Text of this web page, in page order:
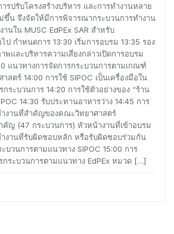
ปรับโครงสร้างบริหาร และการทำงานหลาย
ขึ้น จึงจัดให้มีการพิจารณากระบวนการทำงาน
นใน MUSC EdPEx SAR สำหรับ
กำหนดการ 13:30 เริ่มการอบรม 13:35 รอง
ละบริหารความเสี่ยงกล่าวเปิดการอบรม
แนวทางการจัดการกระบวนการตามเกณฑ์
สตร์ 14:00 การใช้ SIPOC เป็นเครื่องมือใน
ระบวนการ 14:20 การใช้ตัวอย่างของ “ร้าน
14:30 รับประทานอาหารว่าง 14:45 การ
งานที่สำคัญของคณะวิทยาศาสตร์
คัญ (47 กระบวนการ) หัวหน้างานที่เข้าอบรม
งานที่รับผิดชอบหลัก หรือรับผิดชอบร่วมกัน
วนการตามแนวทาง SIPOC 15:00 การ
กระบวนการตามแนวทาง EdPEx หมวด […]